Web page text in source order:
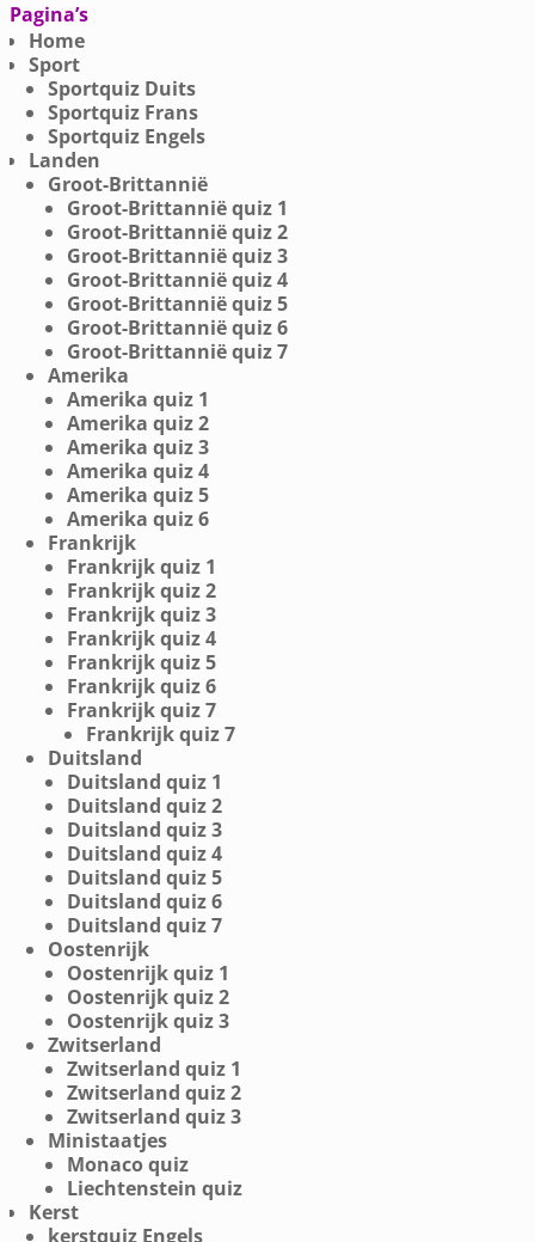
Pagina’s
Home
Sport
Sportquiz Duits
Sportquiz Frans
Sportquiz Engels
Landen
Groot-Brittannië
Groot-Brittannië quiz 1
Groot-Brittannië quiz 2
Groot-Brittannië quiz 3
Groot-Brittannië quiz 4
Groot-Brittannië quiz 5
Groot-Brittannië quiz 6
Groot-Brittannië quiz 7
Amerika
Amerika quiz 1
Amerika quiz 2
Amerika quiz 3
Amerika quiz 4
Amerika quiz 5
Amerika quiz 6
Frankrijk
Frankrijk quiz 1
Frankrijk quiz 2
Frankrijk quiz 3
Frankrijk quiz 4
Frankrijk quiz 5
Frankrijk quiz 6
Frankrijk quiz 7
Frankrijk quiz 7
Duitsland
Duitsland quiz 1
Duitsland quiz 2
Duitsland quiz 3
Duitsland quiz 4
Duitsland quiz 5
Duitsland quiz 6
Duitsland quiz 7
Oostenrijk
Oostenrijk quiz 1
Oostenrijk quiz 2
Oostenrijk quiz 3
Zwitserland
Zwitserland quiz 1
Zwitserland quiz 2
Zwitserland quiz 3
Ministaatjes
Monaco quiz
Liechtenstein quiz
Kerst
kerstquiz Engels